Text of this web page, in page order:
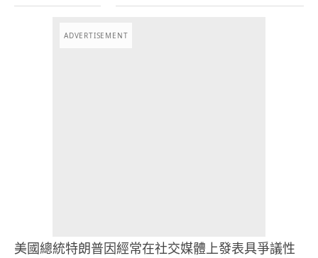
ADVERTISEMENT
美國總統特朗普因經常在社交媒體上發表具爭議性